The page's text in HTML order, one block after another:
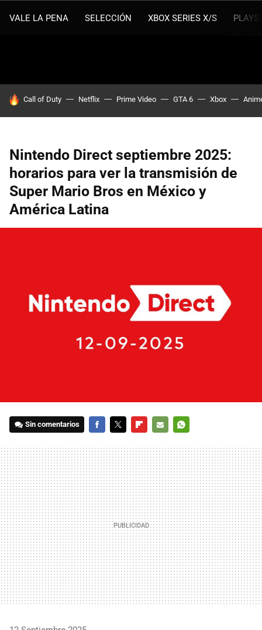
VALE LA PENA SELECCIÓN XBOX SERIES X/S
HOY SE HABLA DE
Call of Duty Netflix Prime Video GTA 6 Xbox
Nintendo Direct septiembre 2025:
horarios para ver la transmisión de
Super Mario Bros en México y
América Latina
Sin comentarios
MAIL